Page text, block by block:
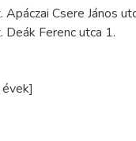
Csere János
Ferenc utca 1.